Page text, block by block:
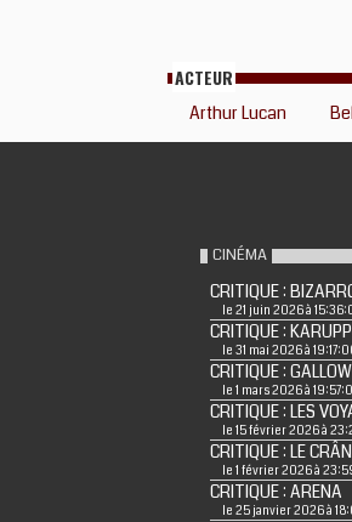
ACTEUR
Arthur Lucan
CINÉMA
CRITIQUE :
le 21 juin 2026 à
CRITIQUE :
le 31 mai 2026 à
CRITIQUE :
le 1 mars 2026 à
CRITIQUE : LES
le 15 février 2026 à
CRITIQUE : LE
le 1 février 2026 à
CRITIQUE : ARENA
le 25 janvier 2026 à